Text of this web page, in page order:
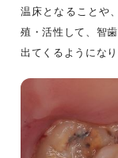
温床となることや
殖・活性して、智
出てくるようになり